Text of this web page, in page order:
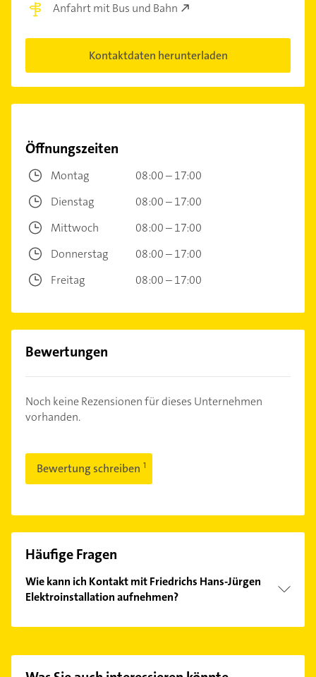
Anfahrt mit Bus und Bahn
Kontaktdaten herunterladen
Öffnungszeiten
Montag
08:00 – 17:00
Dienstag
08:00 – 17:00
Mittwoch
08:00 – 17:00
Donnerstag
08:00 – 17:00
Freitag
08:00 – 17:00
Bewertungen
Noch keine Rezensionen für dieses Unternehmen
vorhanden.
Bewertung schreiben
Häufige Fragen
Wie kann ich Kontakt mit Friedrichs Hans-Jürgen
Elektroinstallation aufnehmen?